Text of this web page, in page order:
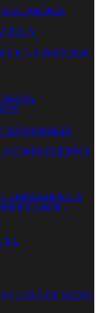
Y
Y PLUVIÓMETROS
RELAX
CONSUMIBLES
Y COMPLEMENTOS
-
Y LANA DE ACERO